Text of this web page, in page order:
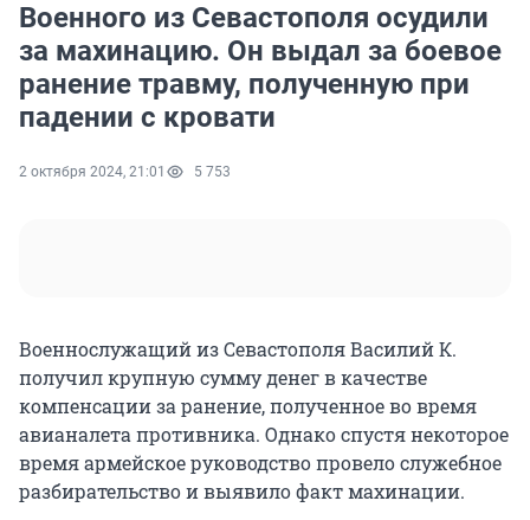
Военного из Севастополя осудили
за махинацию. Он выдал за боевое
ранение травму, полученную при
падении с кровати
2 октября 2024, 21:01 5 753
Военнослужащий из Севастополя Василий К.
получил крупную сумму денег в качестве
компенсации за ранение, полученное во время
авианалета противника. Однако спустя некоторое
время армейское руководство провело служебное
разбирательство и выявило факт махинации.